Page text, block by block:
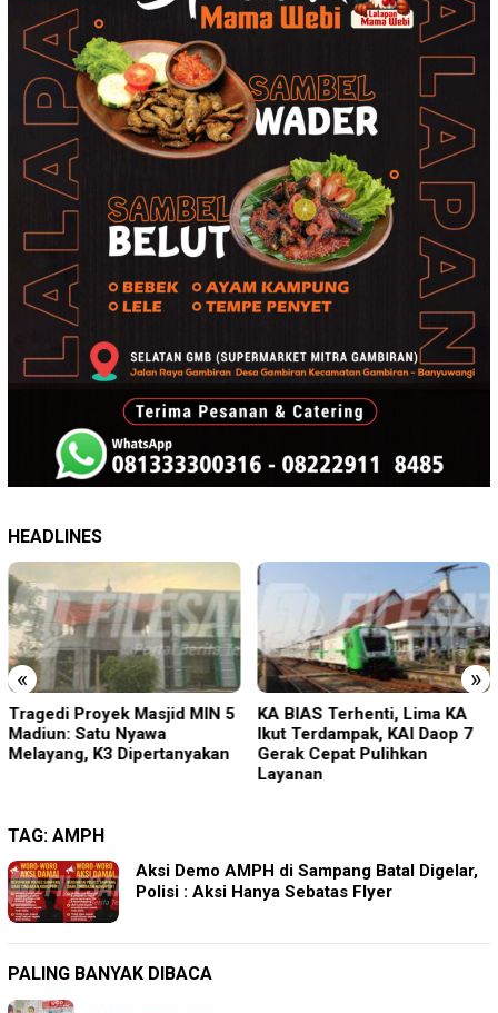
HEADLINES
« »
KA BIAS Terhenti, Lima KA
Ikut Terdampak, KAI Daop 7
Gerak Cepat Pulihkan
PMR Wira SMKN 1 Jember
Gelar ABHINAYA 2026, Ajang
Bergengsi Cetak Relawan
Muda Berprestasi
TAG: AMPH
Aksi Demo AMPH di Sampang Batal Digelar,
Polisi : Aksi Hanya Sebatas Flyer
PALING BANYAK DIBACA